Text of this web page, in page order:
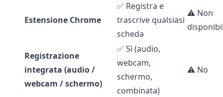
Estensione Chrome
✅ Registra e
trascrive qualsiasi
scheda
⚠️ Non
Registrazione
integrata (audio /
webcam / schermo)
✅ Sì (audio,
webcam,
schermo,
combinata)
⚠️ No